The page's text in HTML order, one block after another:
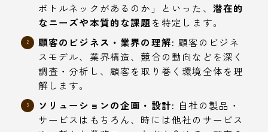
ボトルネックがあるのか」といった、 潜在的
なニーズや本質的な課題を特定します。
顧客のビジネス・業界の理解: 顧客のビジネ
スモデル、業界構造、競合の動向などを深く
調査・分析し、顧客を取り巻く環境全体を理
解します。
ソリューションの企画・設計: 自社の製品・
サービスはもちろん、時には他社のサービス